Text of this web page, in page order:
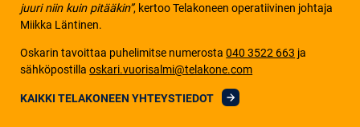
juuri niin kuin pitääkin”, kertoo Telakoneen operatiivinen johtaja
Miikka Läntinen.
Oskarin tavoittaa puhelimitse numerosta040 3522 663 ja
sähköpostillaoskari.vuorisalmi@telakone.com
KAIKKI TELAKONEEN YHTEYSTIEDOT